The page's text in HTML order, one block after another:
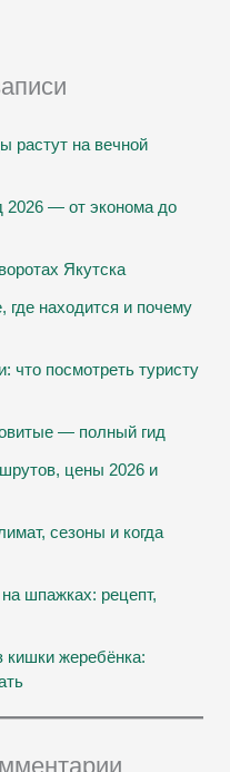
растут на вечной
2026 — от эконома до
Якутска
где находится и почему
что посмотреть туристу
— полный гид
цены 2026 и
сезоны и когда
шпажках: рецепт,
кишки жеребёнка: